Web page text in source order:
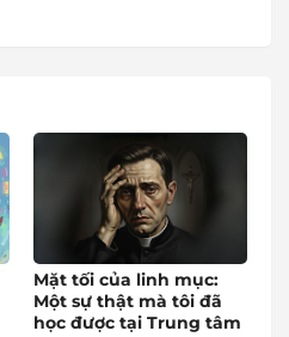
Mặt tối của linh mục:
Một sự thật mà tôi đã
học được tại Trung tâm